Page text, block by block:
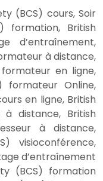
(BCS) cours, Soir
formation, British
d’entraînement,
à distance,
en ligne,
formateur Online,
en ligne, British
à distance, British
à distance,
visioconférence,
d’entraînement
(BCS) formation